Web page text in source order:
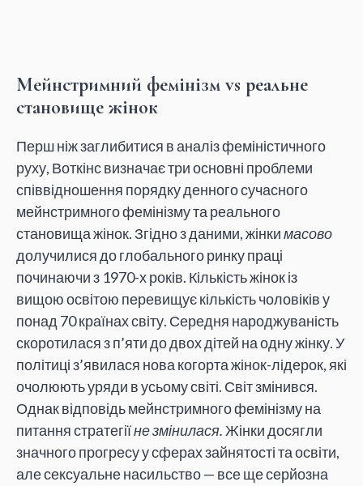
Мейнстримний фемінізм vs реальне
становище жінок
Перш ніж заглибитися в аналіз феміністичного
руху, Воткінс визначає три основні проблеми
співвідношення порядку денного сучасного
мейнстримного фемінізму та реального
становища жінок. Згідно з даними, жінкимасово
долучилися до глобального ринку праці
починаючи з 1970-х років. Кількість жінок із
вищою освітою перевищує кількість чоловіків у
понад 70 країнах світу. Середня народжуваність
скоротилася з п’яти до двох дітей на одну жінку. У
політиці з’явилася нова когорта жінок-лідерок, які
очолюють уряди в усьому світі. Світ змінився.
Однак відповідь мейнстримного фемінізму на
питання стратегіїне змінилася.Жінки досягли
значного прогресу у сферах зайнятості та освіти,
але сексуальне насильство — все ще серйозна